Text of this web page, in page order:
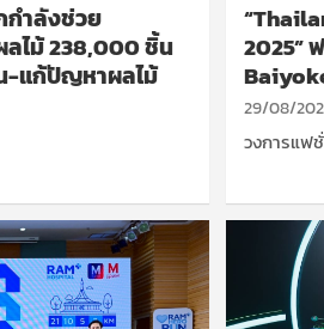
ำลังช่วย
ลไม้ 238,000 ชิ้น
-แก้ปัญหาผลไม้
2025”
29/08/
วงการแฟ